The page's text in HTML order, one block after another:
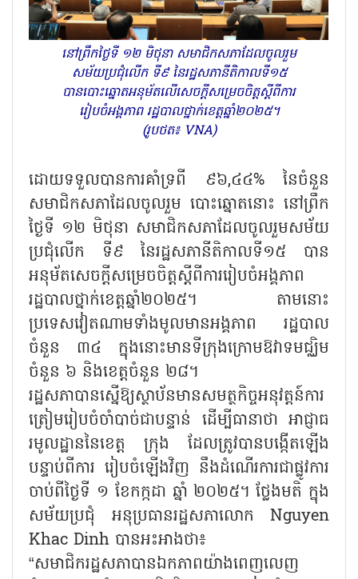
នៅព្រឹកថ្ងៃទី ១២ មិថុនា សមាជិកសភាដែលចូលរួម
សម័យប្រជុំលើក ទី៩ នៃរដ្ឋសភានីតិកាលទី១៥
បានបោះឆ្នោតអនុម័តលើសេចក្តីសម្រេចចិត្តស្តីពីការ
រៀបចំអង្គភាព រដ្ឋបាលថ្នាក់ខេត្តឆ្នាំ២០២៥។
(រូបថត៖ VNA)
ដោយទទួលបានការគាំទ្រពី ៩៦,៤៤% នៃចំនួន
សមាជិកសភាដែលចូលរួម បោះឆ្នោតនោះ នៅព្រឹក
ថ្ងៃទី ១២ មិថុនា សមាជិកសភាដែលចូលរួមសម័យ
ប្រជុំលើក ទី៩ នៃរដ្ឋសភានីតិកាលទី១៥ បាន
អនុម័តសេចក្តីសម្រេចចិត្តស្តីពីការរៀបចំអង្គភាព
រដ្ឋបាលថ្នាក់ខេត្តឆ្នាំ២០២៥។ តាមនោះ
ប្រទេសវៀតណាមទាំងមូលមានអង្គភាព រដ្ឋបាល
ចំនួន ៣៤ ក្នុងនោះមានទីក្រុងក្រោមឱវាទមជ្ឈិម
ចំនួន ៦ និងខេត្តចំនួន ២៨។
រដ្ឋសភាបានស្នើឱ្យស្ថាប័នមានសមត្ថកិច្ចអនុវត្តន៍ការ
ត្រៀមរៀបចំចាំបាច់ជាបន្ទាន់ ដើម្បីធានាថា អាជ្ញាធ
រមូលដ្ឋាននៃខេត្ត ក្រុង ដែលត្រូវបានបង្កើតឡើង
បន្ទាប់ពីការ រៀបចំឡើងវិញ នឹងដំណើរការជាផ្លូវការ
ចាប់ពីថ្ងៃទី ១ ខែកក្កដា ឆ្នាំ ២០២៥។ ថ្លែងមតិ ក្នុង
សម័យប្រជុំ អនុប្រធានរដ្ឋសភាលោក Nguyen
Khac Dinh បានអះអាងថា៖
“សមាជិករដ្ឋសភាបានឯកភាពយ៉ាងពេញលេញ